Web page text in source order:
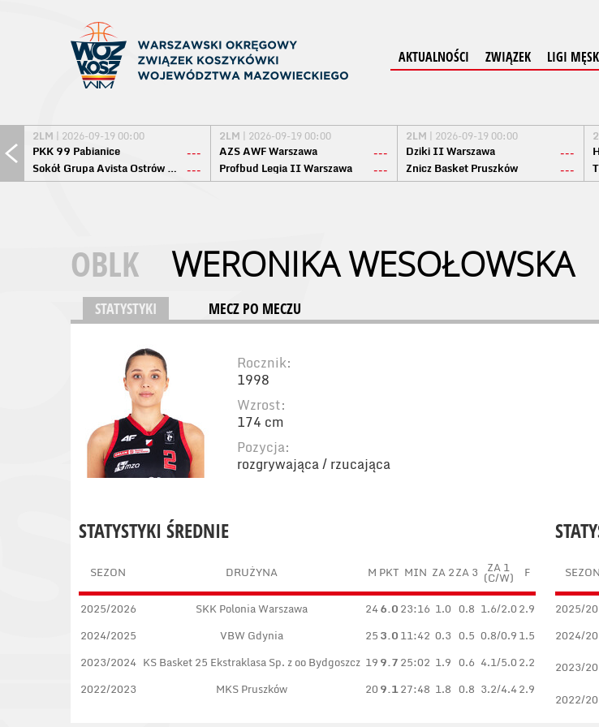
AKTUALNOŚCI ZWIĄZEK LIGI
2LM | 2026-09-19 00:00
PKK 99 Pabianice
---
Sokół Grupa Avista Ostrów Maz. ---
2LM | 2026-09-19 00:00
AZS AWF Warszawa
---
Profbud Legia II Warszawa
---
2LM | 2026-09-19 00:00
Dziki II Warszawa
---
Znicz Basket Pruszków
---
OBLK WERONIKA WESOŁOWSKA
STATYSTYKI MECZ PO MECZU
Rocznik:
1998
Wzrost:
174 cm
Pozycja:
rozgrywająca / rzucająca
SEZON
2025/
2024/
2023/
2022/
STATYSTYKI ŚREDNIE
SEZON DRUŻYNA M PKT MIN ZA 2ZA 3 ZA 1
(C/W) F
2025/2026 SKK Polonia Warszawa 246.023:16 1.0 0.8 1.6/2.02.9
2024/2025
VBW Gdynia 253.011:42 0.3 0.5 0.8/0.91.5
2023/2024 KS Basket 25 Ekstraklasa Sp. z oo Bydgoszcz 199.725:02 1.9 0.6 4.1/5.02.2
2022/2023
MKS Pruszków 209.127:48 1.8 0.8 3.2/4.42.9